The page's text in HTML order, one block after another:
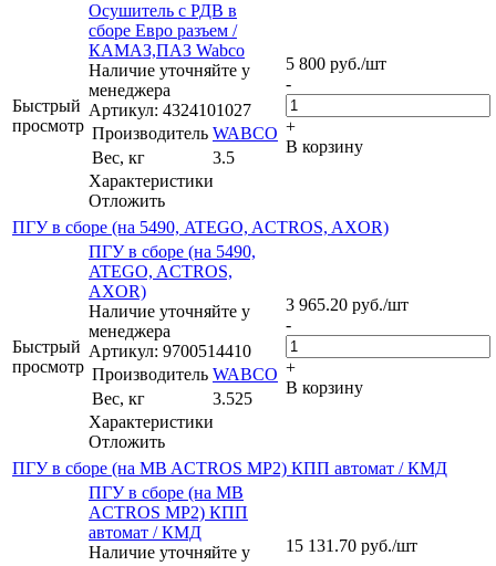
Быстрый
просмотр
Осушитель с РДВ в
сборе Евро разъем /
КАМАЗ,ПАЗ Wabco
Наличие уточняйте у
менеджера
Артикул: 4324101027
Производитель WABCO
Вес, кг
3.5
Характеристики
Отложить
5 800 руб./шт
-
+
В корзину
ПГУ в сборе (на 5490, ATEGO, ACTROS, AXOR)
Быстрый
просмотр
ПГУ в сборе (на 5490,
ATEGO, ACTROS,
AXOR)
Наличие уточняйте у
менеджера
Артикул: 9700514410
Производитель WABCO
Вес, кг
3.525
Характеристики
Отложить
3 965.20 руб./шт
-
+
В корзину
ПГУ в сборе (на MB ACTROS MP2) КПП автомат / КМД
ПГУ в сборе (на MB
ACTROS MP2) КПП
автомат / КМД
Наличие уточняйте у
15 131.70 руб./шт